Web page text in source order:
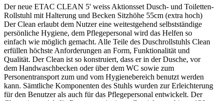
Der neue ETAC CLEAN 5' weiss Aktionsset Dusch- und Toiletten-
Rollstuhl mit Halterung und Becken Sitzhöhe 55cm (extra hoch)
Der Clean erlaubt dem Nutzer eine weitestgehend selbstständige
persönliche Hygiene, dem Pflegepersonal wird das Helfen so
einfach wie möglich gemacht. Alle Teile des Duschrollstuhls Clean
erfüllen höchste Anforderungen an Form, Funktionalität und
Qualität. Der Clean ist so konstruiert, dass er in der Dusche, vor
dem Handwaschbecken oder über dem WC sowie zum
Personentransport zum und vom Hygienebereich benutzt werden
kann. Sämtliche Komponenten des Stuhls wurden zur Erleichterung
für den Benutzer als auch für das Pflegepersonal entwickelt. Der